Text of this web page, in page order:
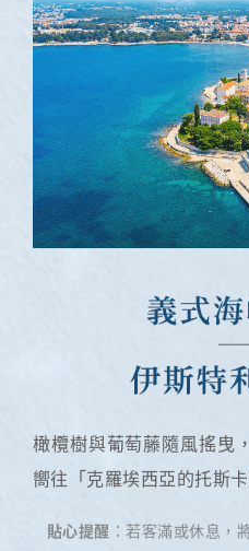
橄欖樹與葡萄藤隨風搖曳
嚮往「克羅埃西亞的托斯卡
貼心提醒 ：若客滿或休息，